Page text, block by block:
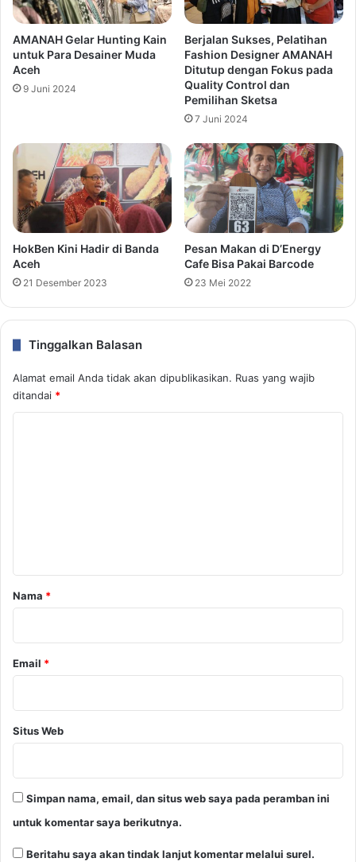
AMANAH Gelar Hunting Kain
untuk Para Desainer Muda
Aceh
9 Juni 2024
Berjalan Sukses, Pelatihan
Fashion Designer AMANAH
Ditutup dengan Fokus pada
Quality Control dan
Pemilihan Sketsa
7 Juni 2024
HokBen Kini Hadir di Banda
Aceh
21 Desember 2023
Pesan Makan di D’Energy
Cafe Bisa Pakai Barcode
23 Mei 2022
Tinggalkan Balasan
Alamat email Anda tidak akan dipublikasikan. Ruas yang wajib
ditandai *
r
Nama *
Email *
Situs Web
Simpan nama, email, dan situs web saya pada peramban ini
untuk komentar saya berikutnya.
Beritahu saya akan tindak lanjut komentar melalui surel.